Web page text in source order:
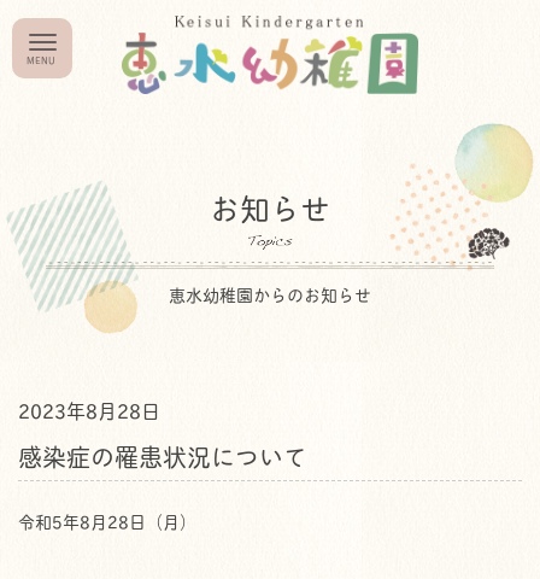
お知らせ
恵水幼稚園からのお知らせ
2023年8月28日
感染症の罹患状況について
令和5年8月28日（月）